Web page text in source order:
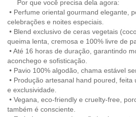
Por que você precisa dela agora:
• Perfume oriental gourmand elegante,
celebrações e noites especiais.
• Blend exclusivo de ceras vegetais
queima lenta, cremosa e 100% livre de
•Até 16 horas de duração, garantindo
aconchego e sofisticação.
• Pavio 100% algodão, chama estável
• Produção artesanal hand poured, feita
e exclusividade.
• Vegana, eco-friendly e cruelty-free,
também é consciente.